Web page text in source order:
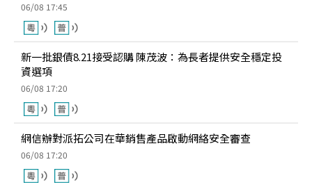
06/08 17:45
新一批銀債8.21接受認購 陳茂波：為長者提供安全穩定投
資選項
06/08 17:20
網信辦對派拓公司在華銷售產品啟動網絡安全審查
06/08 17:20